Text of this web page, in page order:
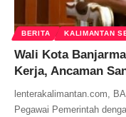
BERITA KALIMANTAN
Wali Kota
Kerja, Ancaman
lenterakalimantan.com,
Pegawai Pemerintah